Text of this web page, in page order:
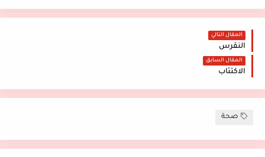
المقال التالي
النقرس
المقال السابق
الاكتئاب
صحة